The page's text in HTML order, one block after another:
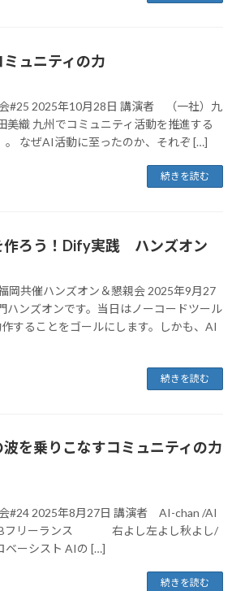
ュニティの力
#25 2025年10月28日 講演者 （一社）九
美織 九州でコミュニティ活動を推進する
なぜAI活動に至ったのか、それぞ […]
続きを読む
作ろう！Dify実践 ハンズオン
岡共催ハンズオン＆懇親会 2025年9月27
ハンズオンです。当日はノーコードツール
することをゴールにします。しかも、AI
続きを読む
を乗りこなすコミュニティの力
#24 2025年8月27日 講演者 AI-chan /AI
フリーランス 右よし左よし秋よし/
ベーシスト AIの […]
続きを読む